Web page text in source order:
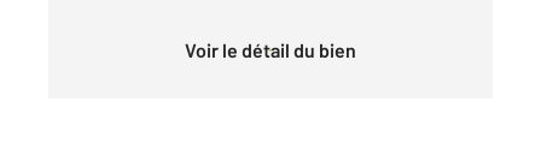
Voir le détail du bien